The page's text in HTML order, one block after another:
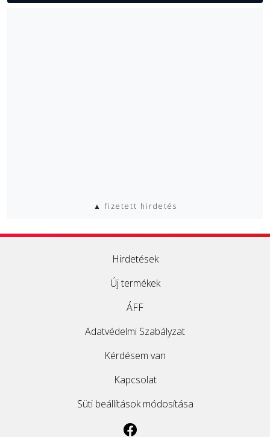
▲ fizetett hirdetés
Hirdetések
Új termékek
ÁFF
Adatvédelmi Szabályzat
Kérdésem van
Kapcsolat
Süti beállítások módosítása